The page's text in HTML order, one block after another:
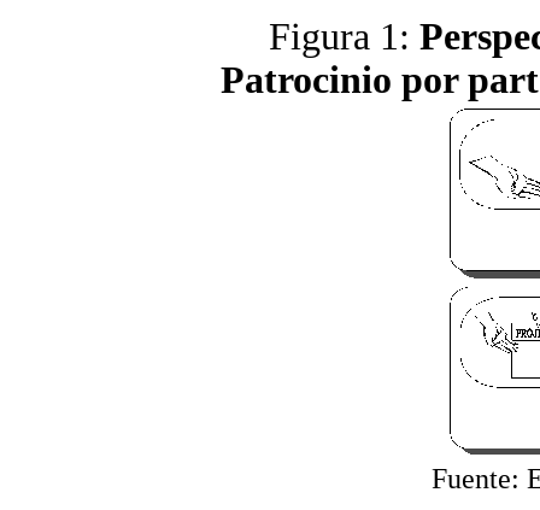
Figura 1:
Patrocinio por
Fuente: